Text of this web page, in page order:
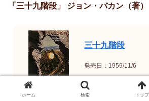
「三十九階段」 ジョン・バカン（著）
三十九階段
発売日：1959/11/6
ホーム 検索 トップ